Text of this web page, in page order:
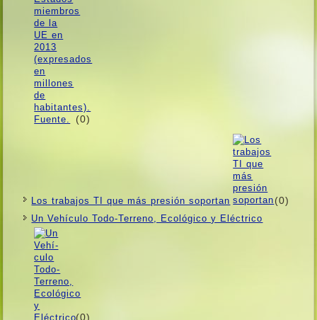
(0)
Los trabajos TI que más presión soportan (0)
Un Vehí­culo Todo-Terreno, Ecológico y Eléctrico
(0)